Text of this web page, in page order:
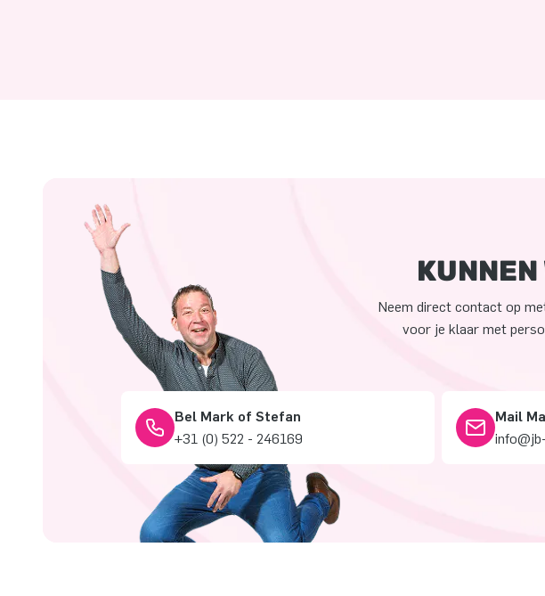
Neem direct contact op
voor je klaar met
Bel Mark of Stefan
+31 (0) 522 - 246169
Mail